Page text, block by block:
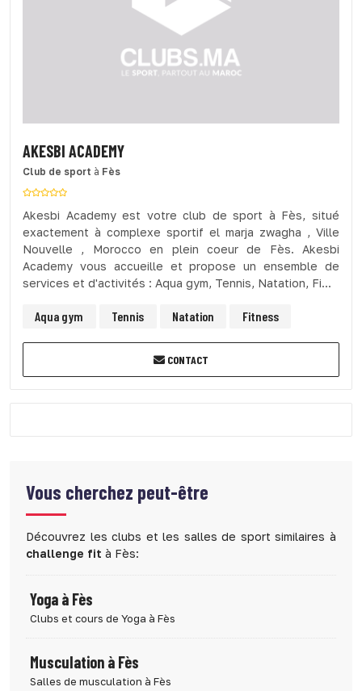
AKESBI ACADEMY
Club de sport à Fès
Akesbi Academy est votre club de sport à Fès, situé
exactement à complexe sportif el marja zwagha , Ville
Nouvelle , Morocco en plein coeur de Fès. Akesbi
Academy vous accueille et propose un ensemble de
services et d'activités : Aqua gym, Tennis, Natation, Fi...
Aqua gym Tennis Natation Fitness
CONTACT
Vous cherchez peut-être
Découvrez les clubs et les salles de sport similaires à
challenge fit à Fès:
Yoga à Fès
Clubs et cours de Yoga à Fès
Musculation à Fès
Salles de musculation à Fès